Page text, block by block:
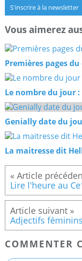
S'inscrire à la newsletter
Vous aimerez
Premières pages
Le nombre du jour :
Genially date du
La maitresse dit
Lire l'heure au
Adjectifs
COMMENTER